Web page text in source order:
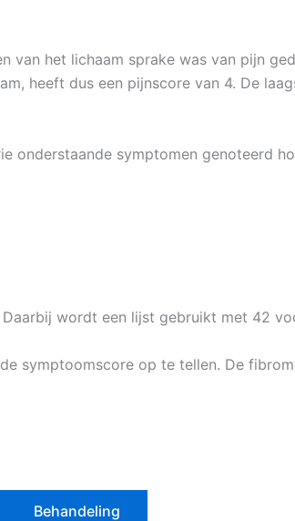
van het lichaam sprake was van pijn
heeft dus een pijnscore van 4. De
onderstaande symptomen genoteerd
wordt een lijst gebruikt met 42
symptoomscore op te tellen. De
Behandeling